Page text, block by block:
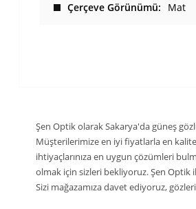
Çerçeve Görünümü
Mat
Şen Optik olarak Sakarya'da güneş
Müşterilerimize en iyi fiyatlarla en
ihtiyaçlarınıza en uygun çözümleri
olmak için sizleri bekliyoruz. Şen Optik
Sizi mağazamıza davet ediyoruz,